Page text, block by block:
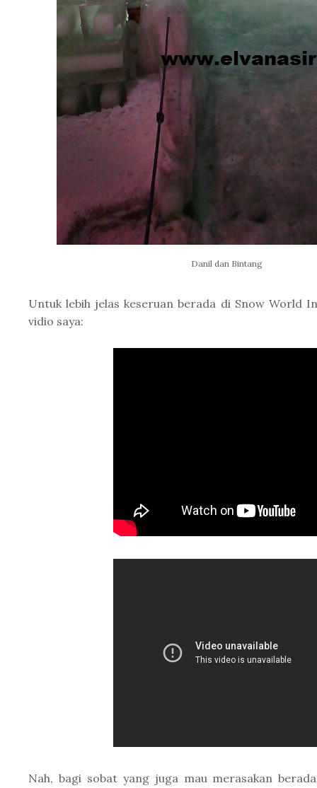
Danil dan Bintang
Untuk lebih jelas keseruan berada di Snow World
vidio saya:
Nah, bagi sobat yang juga mau merasakan